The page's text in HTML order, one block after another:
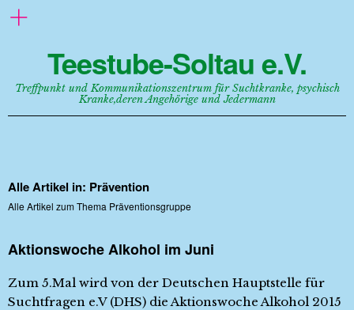
Teestube-Soltau e.V.
Treffpunkt und Kommunikationszentrum für Suchtkranke, psychisch
Kranke,deren Angehörige und Jedermann
Alle Artikel in: Prävention
Alle Artikel zum Thema Präventionsgruppe
Aktionswoche Alkohol im Juni
Zum 5.Mal wird von der Deutschen Hauptstelle für
Suchtfragen e.V (DHS) die Aktionswoche Alkohol 2015